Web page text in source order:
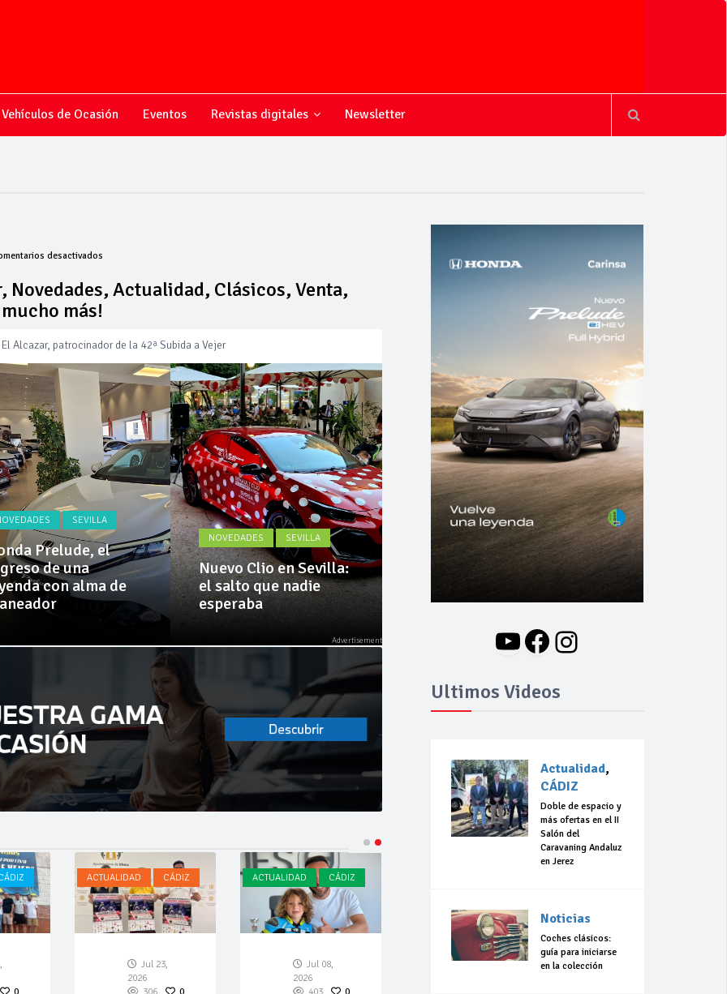
Vehículos de Ocasión Eventos Revistas digitales Newsletter
desactivadosen
sobre
el
motor,
Novedades,
Actualidad,
Clásicos,
Venta,
Pruebas,
Entrevistas,
Vídeos
y
mucho
más!
Novedades, Actualidad, Clásicos, Venta,
más!
Alcazar, patrocinador de la 42ª Subida a Vejer
mejoras en la A381 por Los Barrios
su flota de vehículos de manos de Cadimar
SEVILLA
Prelude, el
de una
con alma de
NOVEDADES SEVILLA
Nuevo Clio en Sevilla:
el salto que nadie
esperaba
NOVEDADES
Nuevo BMW i3: Y
finalmente el Serie 3
se hizo eléctrico
ACTUALIDAD CÁDIZ
Jul 23,
2026
ACTUALIDAD CÁDIZ
Jul 08,
2026
YouTube
Facebook
Instagram
Ultimos Videos
Actualidad,
CÁDIZ
Doble de espacio y
más ofertas en el II
Salón del
Caravaning Andaluz
en Jerez
Noticias
Coches clásicos:
guía para iniciarse
en la colección